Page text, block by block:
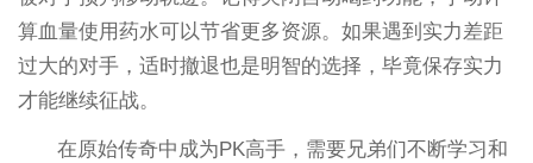
算血量使用药水可以节省更多资源。如果遇到实力差距
过大的对手，适时撤退也是明智的选择，毕竟保存实力
才能继续征战。
在原始传奇中成为PK高手，需要兄弟们不断学习和